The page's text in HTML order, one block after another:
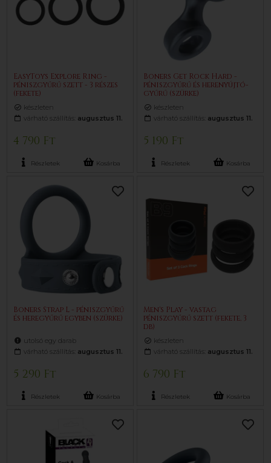
EasyToys Explore Ring -
péniszgyűrű szett - 3 részes
(fekete)
készleten
várható szállítás: augusztus 11.
4 790 Ft
Részletek Kosárba
Boners Get Rock Hard -
péniszgyűrű és herenyújtó-
gyűrű (szürke)
készleten
várható szállítás: augusztus 11.
5 190 Ft
Részletek Kosárba
Boners Strap L - péniszgyűrű
és heregyűrű egyben (szürke)
utolsó egy darab
várható szállítás: augusztus 11.
5 290 Ft
Részletek Kosárba
Men's Play - vastag
péniszgyűrű szett (fekete, 3
db)
készleten
várható szállítás: augusztus 11.
6 790 Ft
Részletek Kosárba